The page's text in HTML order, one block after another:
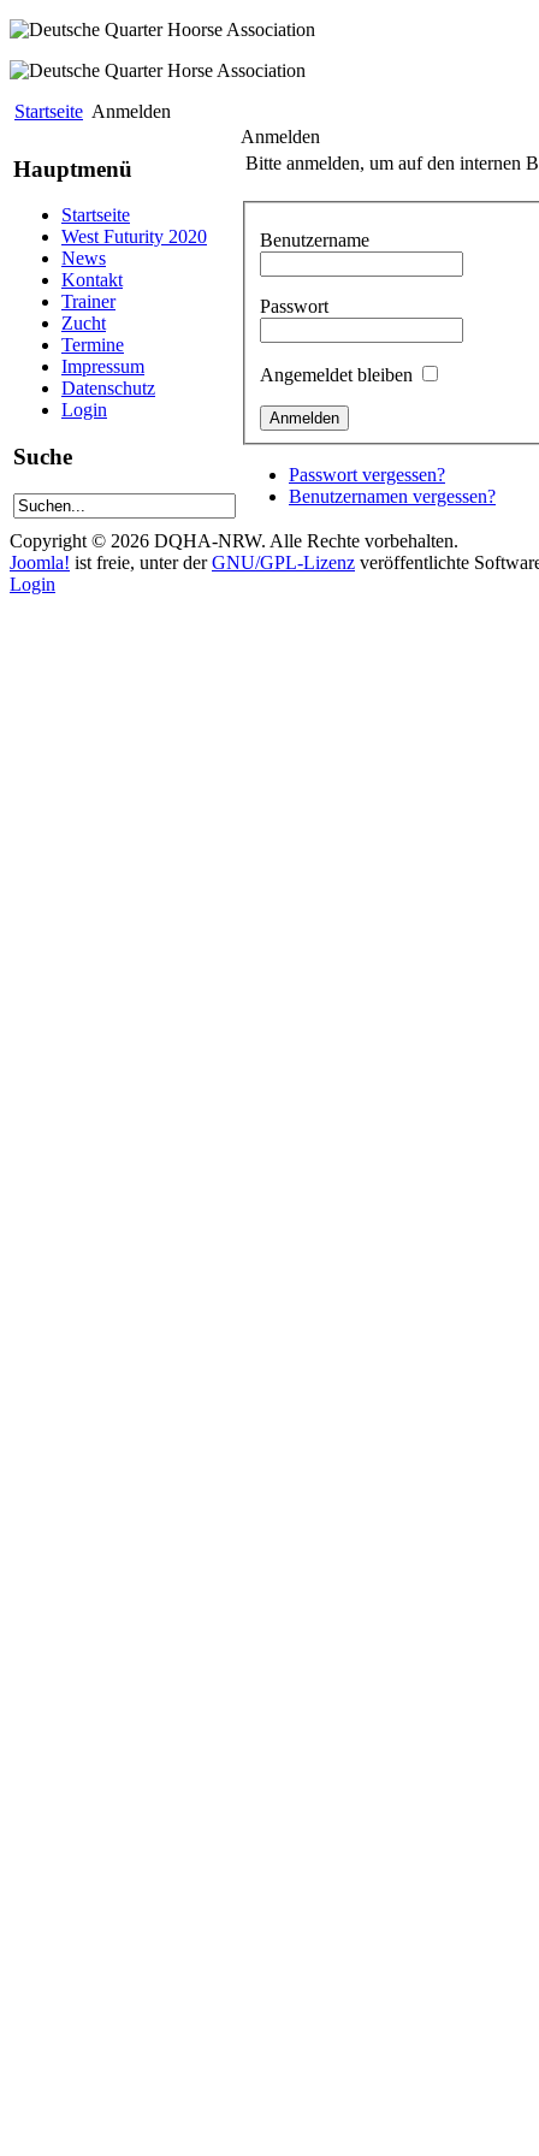
Startseite Anmelden
Hauptmenü
Startseite
West Futurity 2020
News
Kontakt
Trainer
Zucht
Termine
Impressum
Datenschutz
Login
Suche
Anmelden
Bitte anmelden, um auf den internen
Benutzername
Passwort
Angemeldet bleiben
Passwort vergessen?
Benutzernamen vergessen?
Copyright © 2026 DQHA-NRW. Alle Rechte vorbehalten.
Joomla! ist freie, unter derGNU/GPL-Lizenz veröffentlichte
Login